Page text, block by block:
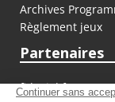
Archives
Règlement jeux
Partenaires
fiducial.fr